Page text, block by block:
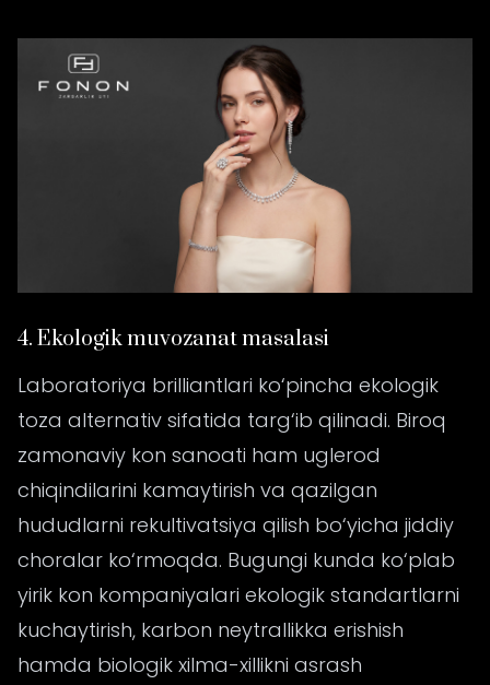
4. Ekologik muvozanat masalasi
Laboratoriya brilliantlari ko‘pincha ekologik
toza alternativ sifatida targ‘ib qilinadi. Biroq
zamonaviy kon sanoati ham uglerod
chiqindilarini kamaytirish va qazilgan
hududlarni rekultivatsiya qilish bo‘yicha jiddiy
choralar ko‘rmoqda. Bugungi kunda ko‘plab
yirik kon kompaniyalari ekologik standartlarni
kuchaytirish, karbon neytrallikka erishish
hamda biologik xilma-xillikni asrash